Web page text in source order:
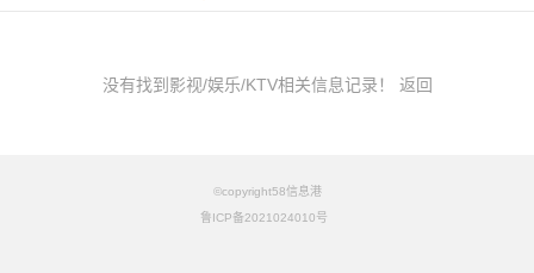
没有找到影视/娱乐/KTV相关信息记录！ 返回
©copyright58信息港
鲁ICP备2021024010号